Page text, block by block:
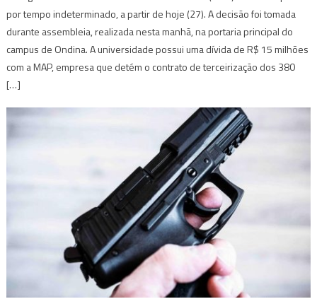
por tempo indeterminado, a partir de hoje (27). A decisão foi tomada
durante assembleia, realizada nesta manhã, na portaria principal do
campus de Ondina. A universidade possui uma dívida de R$ 15 milhões
com a MAP, empresa que detém o contrato de terceirização dos 380
[…]